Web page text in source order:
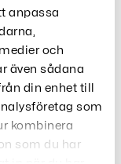
anpassa
och
även sådana
din enhet till
som
kombinera
som du har
med